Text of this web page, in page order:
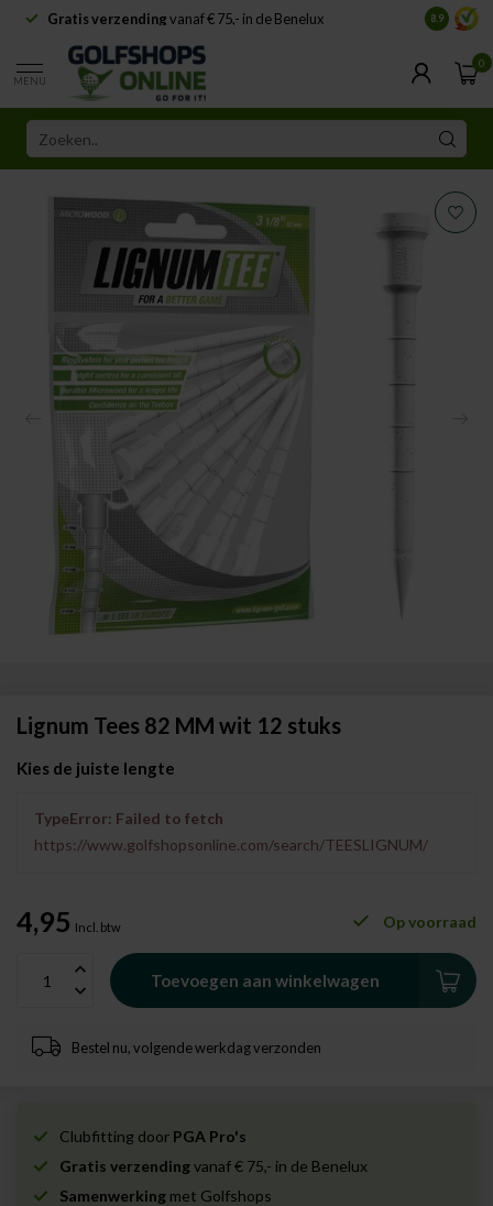
Gratis verzendingvanaf € 75,- in de Benelux 8.9
MENU
0
Lignum Tees 82 MM wit 12 stuks
Kies de juiste lengte
TypeError: Failed to fetch
https://www.golfshopsonline.com/search/TEESLIGNUM/
4,95 Incl. btw Op voorraad
Toevoegen aan winkelwagen
Bestel nu, volgende werkdag verzonden
Clubfitting door PGA Pro's
Gratis verzendingvanaf € 75,- in de Benelux
Samenwerking met Golfshops